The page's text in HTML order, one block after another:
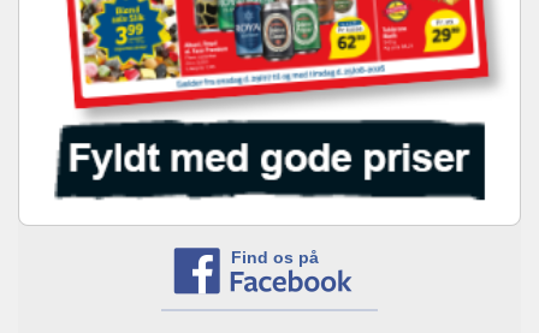
Find os på